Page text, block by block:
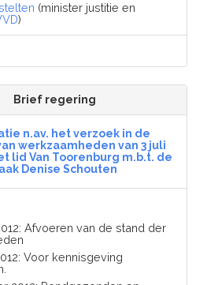
(minister justitie en
)
Brief regering
n.av. het verzoek in de
werkzaamheden van 3 juli
lid Van Toorenburg m.b.t. de
Denise Schouten
Afvoeren van de stand der
Voor kennisgeving